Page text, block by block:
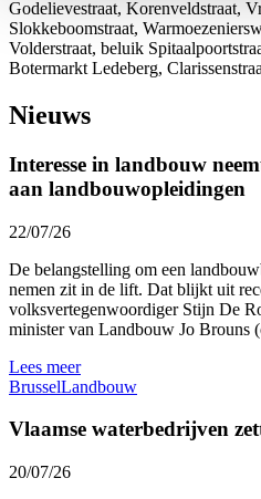
Godelievestraat, Korenveldstraat,
Slokkeboomstraat,
Volderstraat, beluik
Botermarkt Ledeberg,
Nieuws
Interesse in landbouw
aan landbouwopleidingen
22/07/26
De belangstelling om een
nemen zit in de lift. Dat blijkt uit
volksvertegenwoordiger Stijn De
minister van Landbouw Jo Brouns
Lees meer
BrusselLandbouw
Vlaamse waterbedrijven
20/07/26